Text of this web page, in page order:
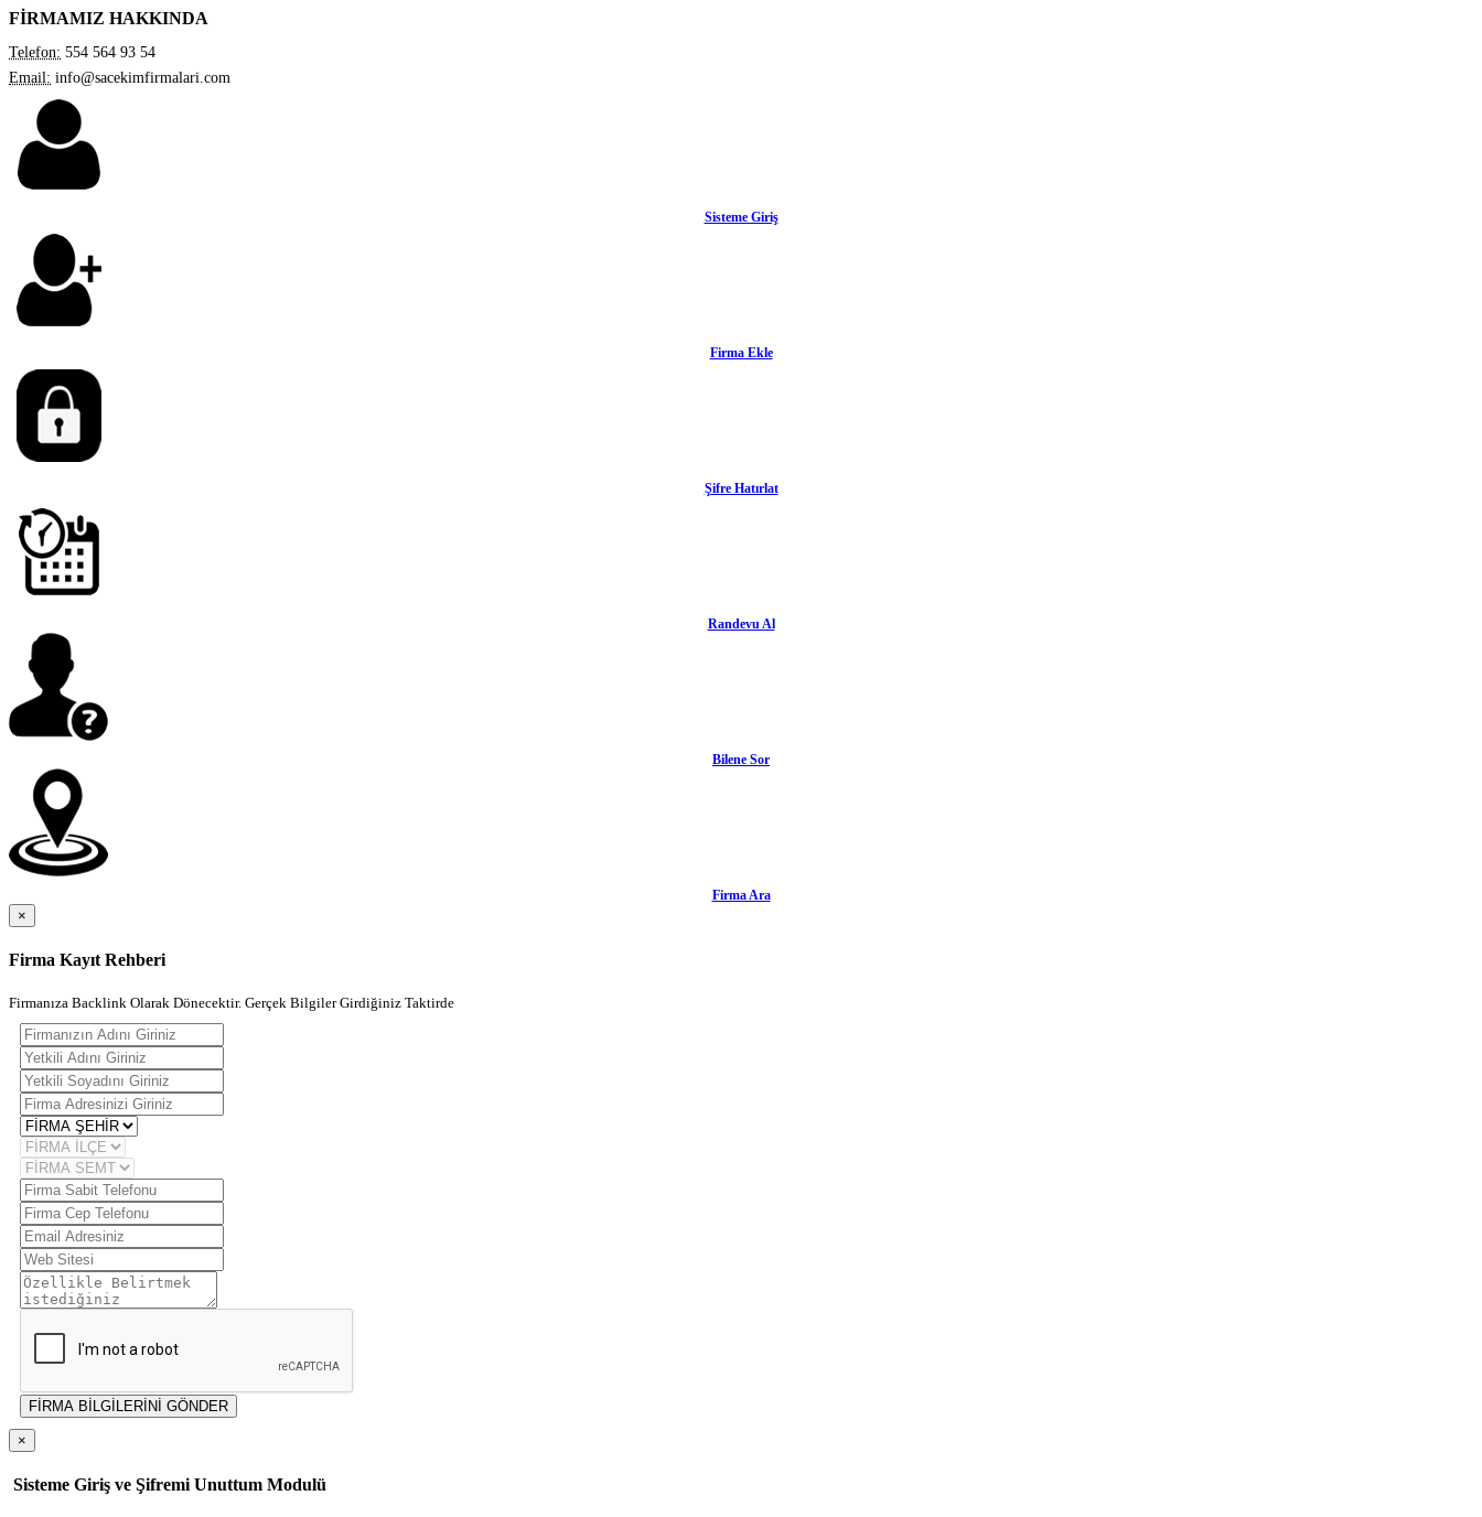
FİRMAMIZ HAKKINDA
Telefon: 554 564 93 54
Email: info@sacekimfirmalari.com
Sisteme Giriş
Firma Ekle
Şifre Hatırlat
Randevu Al
Bilene Sor
Firma Ara
×
Firma Kayıt Rehberi
Firmanıza Backlink Olarak Dönecektir. Gerçek Bilgiler Girdiğiniz Taktirde
FİRMA BİLGİLERİNİ GÖNDER
×
Sisteme Giriş ve Şifremi Unuttum Modulü